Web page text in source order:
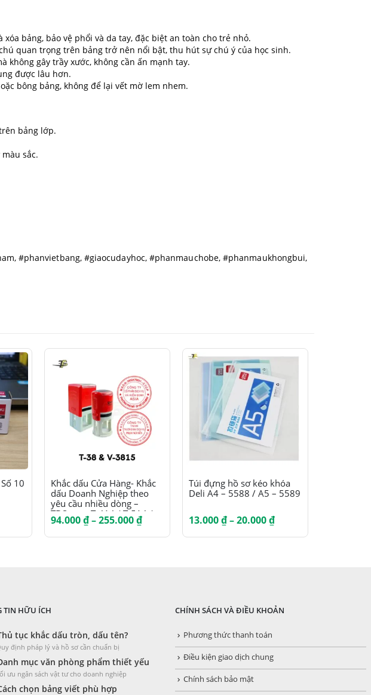
bảng, bảo vệ phổi và da tay, đặc biệt an toàn cho trẻ nhỏ.
quan trọng trên bảng trở nên nổi bật, thu hút sự chú ý của học sinh.
không gây trầy xước, không cần ấn mạnh tay.
được lâu hơn.
bông bảng, không để lại vết mờ lem nhem.
bảng lớp.
sắc.
#phanvietbang, #giaocudayhoc, #phanmauchobe, #phanmaukhongbui,
10
Khắc dấu Cửa Hàng- Khắc
dấu Doanh Nghiệp theo
yêu cầu nhiều dòng –
TDStamp T-414 / T-514 / T-
614 / T-714 / T-814 / T-
914
94.000₫–255.000₫Khoảng
từ
Túi đựng hồ sơ kéo khóa
Deli A4 – 5588 / A5 – 5589
13.000₫–20.000₫Khoảng
từ
TIN HỮU ÍCH
tục khắc dấu tròn, dấu tên?
định pháp lý và hồ sơ cần chuẩn bị
mục văn phòng phẩm thiết yếu
ưu ngân sách vật tư cho doanh nghiệp
chọn bảng viết phù hợp
CHÍNH SÁCH VÀ ĐIỀU KHOẢN
Phương thức thanh toán
Điều kiện giao dịch chung
Chính sách bảo mật